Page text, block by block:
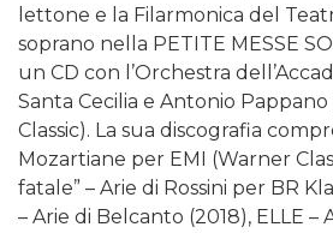
lettone e la Filarmonica del
soprano nella PETITE MESSE
un CD con l’Orchestra
Santa Cecilia e Antonio
Classic). La sua discografia
Mozartiane per EMI (Warner
fatale” – Arie di Rossini per BR
– Arie di Belcanto (2018), ELLE –